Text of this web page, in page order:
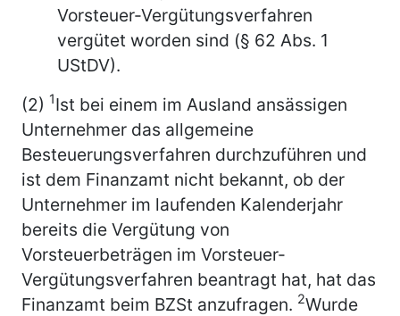
Vorsteuer-Vergütungsverfahren
vergütet worden sind (§ 62 Abs. 1
UStDV).
(2) 1Ist bei einem im Ausland ansässigen
Unternehmer das allgemeine
Besteuerungsverfahren durchzuführen und
ist dem Finanzamt nicht bekannt, ob der
Unternehmer im laufenden Kalenderjahr
bereits die Vergütung von
Vorsteuerbeträgen im Vorsteuer-
Vergütungsverfahren beantragt hat, hat das
Finanzamt beim BZSt anzufragen. 2Wurde